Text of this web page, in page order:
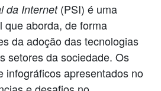
da Internet(PSI) é uma
que aborda, de forma
da adoção das tecnologias
setores da sociedade. Os
infográficos apresentados no